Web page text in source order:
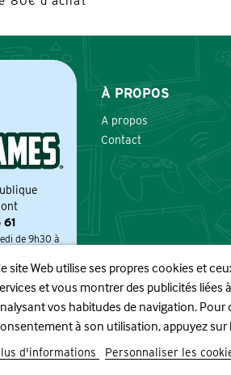
de 9h30 à
13h30 à 19h.
À PROPOS
A propos
Contact
site Web utilise ses propres cookies et
et vous montrer des publicités liées
vos habitudes de navigation. Pour
à son utilisation, appuyez sur
d'informations Personnaliser les